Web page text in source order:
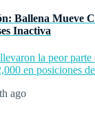
Ballena Mueve
Inactiva
la peor parte
en posiciones
ago